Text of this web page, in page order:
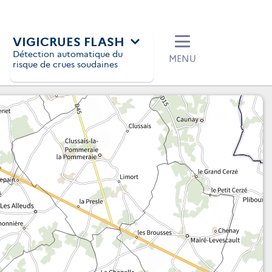
VIGICRUES FLASH
Détection automatique du
risque de crues soudaines
MENU